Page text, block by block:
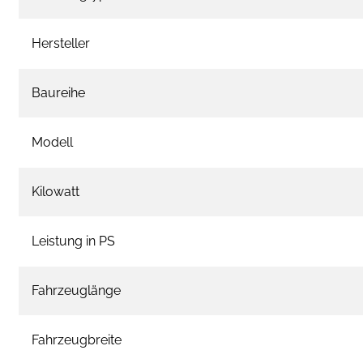
Hersteller
Baureihe
Modell
Kilowatt
Leistung in PS
Fahrzeuglänge
Fahrzeugbreite